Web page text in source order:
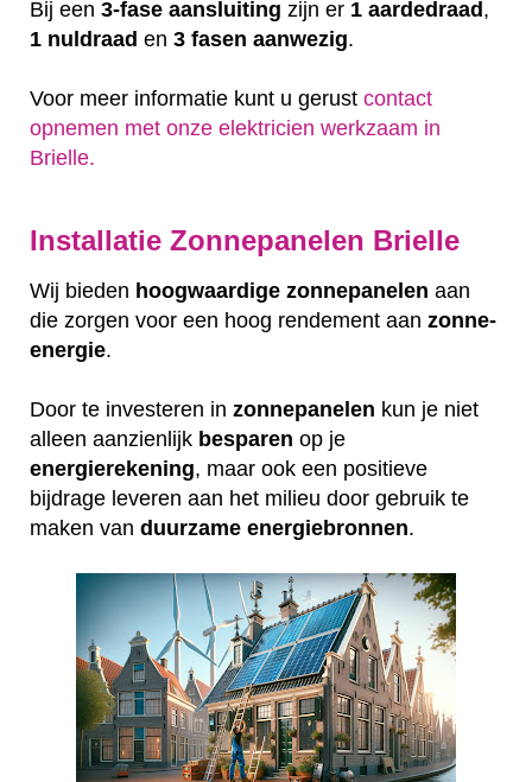
Bij een 3-fase aansluiting zijn er 1 aardedraad,
1 nuldraad en 3 fasen aanwezig.
Voor meer informatie kunt u gerust contact
opnemen met onze elektricien werkzaam in
Brielle.
Installatie Zonnepanelen Brielle
Wij bieden hoogwaardige zonnepanelen aan
die zorgen voor een hoog rendement aan zonne-
energie.
Door te investeren in zonnepanelen kun je niet
alleen aanzienlijk besparen op je
energierekening, maar ook een positieve
bijdrage leveren aan het milieu door gebruik te
maken van duurzame energiebronnen.